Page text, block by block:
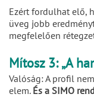
Ezért fordulhat elő,
üveg jobb
megfelelően
Mítosz 3: „A
Valóság: A profil
elem. És a SIMO